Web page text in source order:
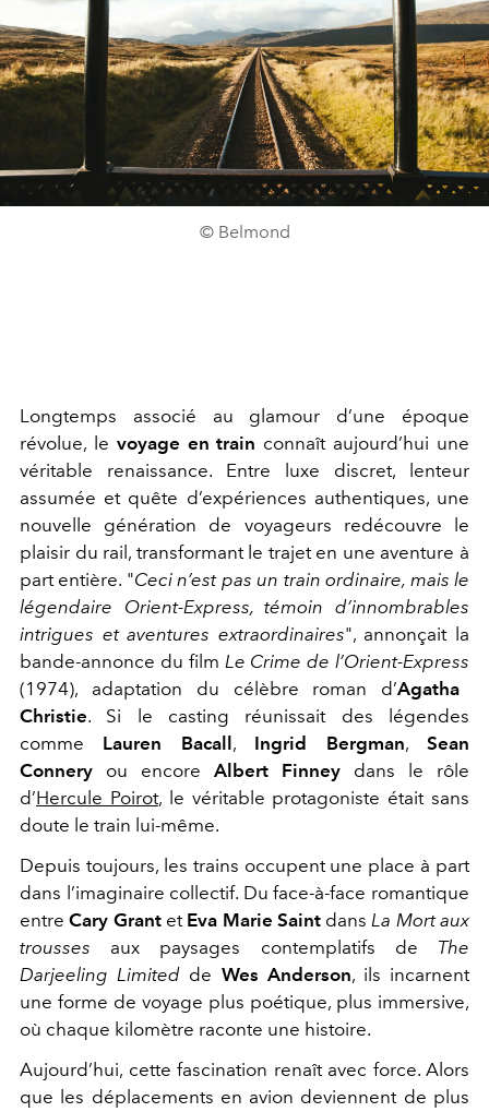
© Belmond
Longtemps associé au glamour d’une époque
révolue, le voyage en train connaît aujourd’hui une
véritable renaissance. Entre luxe discret, lenteur
assumée et quête d’expériences authentiques, une
nouvelle génération de voyageurs redécouvre le
plaisir du rail, transformant le trajet en une aventure à
part entière. "Ceci n’est pas un train ordinaire, mais le
légendaire Orient-Express, témoin d’innombrables
intrigues et aventures extraordinaires", annonçait la
bande-annonce du film Le Crime de l’Orient-Express
(1974), adaptation du célèbre roman d’Agatha
Christie. Si le casting réunissait des légendes
comme Lauren Bacall , Ingrid Bergman,Sean
Connery ou encore Albert Finney dans le rôle
d’Hercule Poirot, le véritable protagoniste était sans
doute le train lui-même.
Depuis toujours, les trains occupent une place à part
dans l’imaginaire collectif. Du face-à-face romantique
entreCary Grantet Eva Marie Saint dansLa Mort aux
trousses aux paysages contemplatifs de The
Darjeeling Limited de Wes Anderson, ils incarnent
une forme de voyage plus poétique, plus immersive,
où chaque kilomètre raconte une histoire.
Aujourd’hui, cette fascination renaît avec force. Alors
que les déplacements en avion deviennent de plus